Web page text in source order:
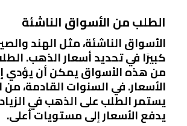
الطلب من الأسواق الناشئة
الأسواق الناشئة، مثل الهند
كبيرًا في تحديد أسعار الذهب.
من هذه الأسواق يمكن أن يؤدي
الأسعار. في السنوات القادمة،
يستمر الطلب على الذهب في
يدفع الأسعار إلى مستويات أعلى.